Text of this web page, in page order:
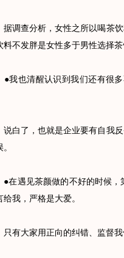
查分析，女性之所以喝茶饮
料不发胖是女性多于男性选择
也清醒认识到我们还有很多
了，也就是企业要有自我反
遇见茶颜做的不好的时候，
给我，严格是大爱。
大家用正向的纠错、监督我